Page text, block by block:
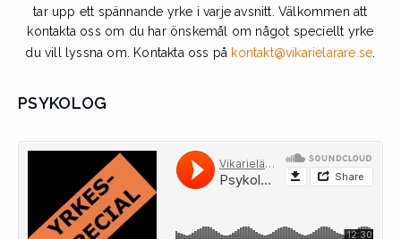
tar upp ett spännande yrke i varje avsnitt. Välkommen att
kontakta oss om du har önskemål om något speciellt yrke
du vill lyssna om. Kontakta oss på kontakt@vikarielarare.se
PSYKOLOG